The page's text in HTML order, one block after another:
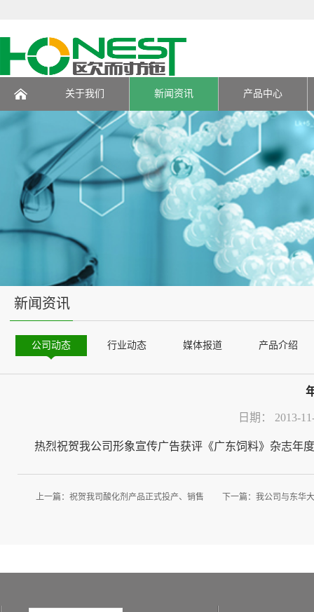
关于我们 新闻资讯 产品中心
新闻资讯
公司动态 行业动态 媒体报道 产品介绍
日期： 2013-
热烈祝贺我公司形象宣传广告获评《广东饲料》杂志年度
上一篇： 祝贺我司酸化剂产品正式投产、销售 下一篇： 我公司与东华